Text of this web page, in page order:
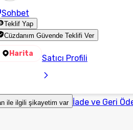
Sohbet
Teklif Yap
Cüzdanım Güvende Teklifi Ver
Harita Satıcı Profili
ile ilgili şikayetim var İade ve Geri